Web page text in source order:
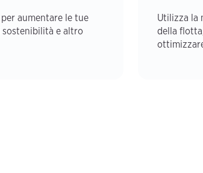
aumentare le tue
e altro
Utilizza la
della